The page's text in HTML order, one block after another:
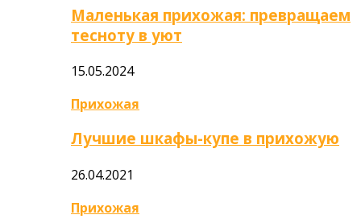
Маленькая прихожая: превращаем
тесноту в уют
15.05.2024
Прихожая
Лучшие шкафы-купе в прихожую
26.04.2021
Прихожая